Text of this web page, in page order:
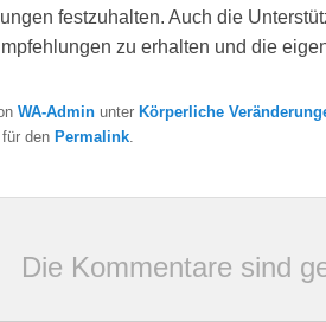
festzuhalten. Auch die
zu erhalten und die
WA-Admin unter Körperliche
den Permalink.
Die Kommentare sind